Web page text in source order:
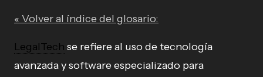
« Volver al índice del glosario:
LegalTech se refiere al uso de tecnología
avanzada y software especializado para